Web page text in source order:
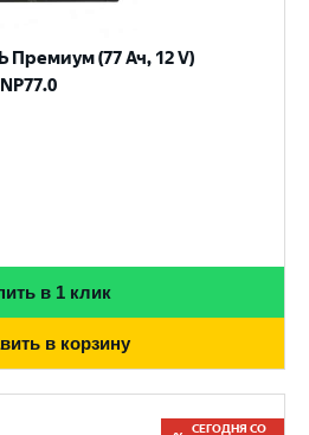
(77 Ач, 12 V)
в 1 клик
в корзину
СЕГОДНЯ СО